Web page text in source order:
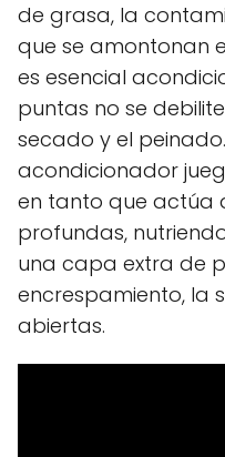
de grasa, la
que se amontonan
es esencial
puntas no se
secado y el
acondicionador
en tanto que actúa
profundas,
una capa extra de
encrespamiento, la
abiertas.